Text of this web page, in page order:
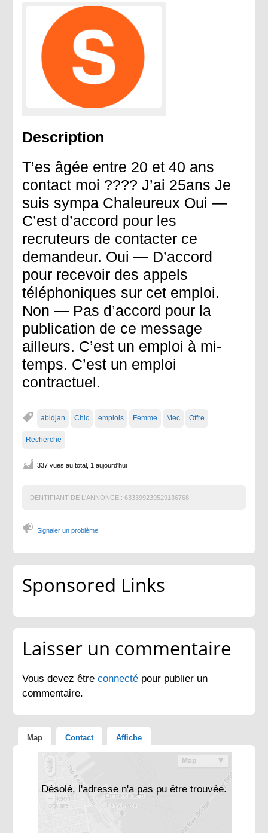
Description
T’es âgée entre 20 et 40 ans
contact moi ???? J’ai 25ans Je
suis sympa Chaleureux Oui —
C’est d’accord pour les
recruteurs de contacter ce
demandeur. Oui — D’accord
pour recevoir des appels
téléphoniques sur cet emploi.
Non — Pas d’accord pour la
publication de ce message
ailleurs. C’est un emploi à mi-
temps. C’est un emploi
contractuel.
abidjan Chic emplois Femme Mec Offre
Recherche
337 vues au total, 1 aujourd'hui
IDENTIFIANT DE L'ANNONCE : 633399239529136768
Signaler un problème
Sponsored Links
Laisser un commentaire
Vous devez êtreconnecté pour publier un
commentaire.
Map Contact Affiche
Désolé, l'adresse n'a pas pu être trouvée.